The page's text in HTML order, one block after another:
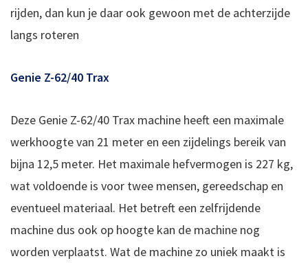
rijden, dan kun je daar ook gewoon met de achterzijde
langs roteren
Genie Z-62/40 Trax
Deze Genie Z-62/40 Trax machine heeft een maximale
werkhoogte van 21 meter en een zijdelings bereik van
bijna 12,5 meter. Het maximale hefvermogen is 227 kg,
wat voldoende is voor twee mensen, gereedschap en
eventueel materiaal. Het betreft een zelfrijdende
machine dus ook op hoogte kan de machine nog
worden verplaatst. Wat de machine zo uniek maakt is